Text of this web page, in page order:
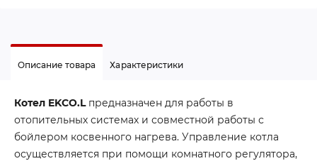
Описание товара Характеристики
Котел EKCO.Lпредназначен для работы в
отопительных системах и совместной работы с
бойлером косвенного нагрева. Управление котла
осуществляется при помощи комнатного регулятора,